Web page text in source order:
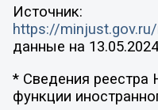
Источник:
https://
данные на 13.05.2024
* Сведения
функции